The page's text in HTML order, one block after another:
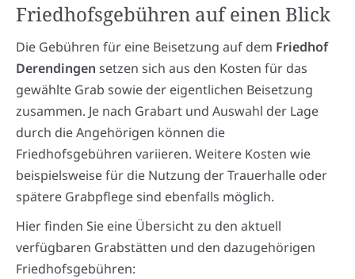
Friedhofsgebühren auf einen Blick
Die Gebühren für eine Beisetzung auf dem Friedhof
Derendingen setzen sich aus den Kosten für das
gewählte Grab sowie der eigentlichen Beisetzung
zusammen. Je nach Grabart und Auswahl der Lage
durch die Angehörigen können die
Friedhofsgebühren variieren. Weitere Kosten wie
beispielsweise für die Nutzung der Trauerhalle oder
spätere Grabpflege sind ebenfalls möglich.
Hier finden Sie eine Übersicht zu den aktuell
verfügbaren Grabstätten und den dazugehörigen
Friedhofsgebühren: